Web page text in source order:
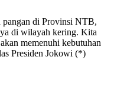
pangan di Provinsi NTB,
di wilayah kering. Kita
memenuhi kebutuhan
Presiden Jokowi (*)